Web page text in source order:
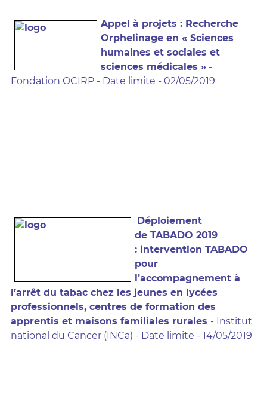
Appel à projets : Recherche
Orphelinage en « Sciences
humaines et sociales et
sciences médicales »-
Fondation OCIRP - Date limite - 02/05/2019
Déploiement
de TABADO 2019
: intervention TABADO
pour
l’accompagnement à
l’arrêt du tabac chez les jeunes en lycées
professionnels, centres de formation des
apprentis et maisons familiales rurales - Institut
national du Cancer (INCa) - Date limite - 14/05/2019